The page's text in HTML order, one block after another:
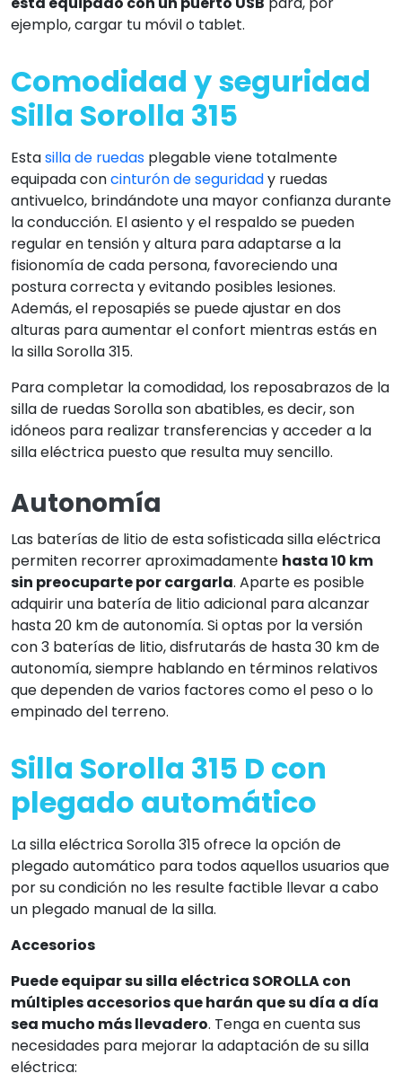
ejemplo, cargar tu móvil o tablet.
Comodidad y seguridad
Silla Sorolla 315
Estasilla de ruedas plegable viene totalmente
equipada concinturón de seguridady ruedas
antivuelco, brindándote una mayor confianza durante
la conducción. El asiento y el respaldo se pueden
regular en tensión y altura para adaptarse a la
fisionomía de cada persona, favoreciendo una
postura correcta y evitando posibles lesiones.
Además, el reposapiés se puede ajustar en dos
alturas para aumentar el confort mientras estás en
la silla Sorolla 315.
Para completar la comodidad, los reposabrazos de la
silla de ruedas Sorolla son abatibles, es decir, son
idóneos para realizar transferencias y acceder a la
silla eléctrica puesto que resulta muy sencillo.
Autonomía
Las baterías de litio de esta sofisticada silla eléctrica
permiten recorrer aproximadamente hasta 10 km
sin preocuparte por cargarla. Aparte es posible
adquirir una batería de litio adicional para alcanzar
hasta 20 km de autonomía. Si optas por la versión
con 3 baterías de litio, disfrutarás de hasta 30 km de
autonomía, siempre hablando en términos relativos
que dependen de varios factores como el peso o lo
empinado del terreno.
Silla Sorolla 315 D con
plegado automático
La silla eléctrica Sorolla 315 ofrece la opción de
plegado automático para todos aquellos usuarios que
por su condición no les resulte factible llevar a cabo
un plegado manual de la silla.
Accesorios
Puede equipar su silla eléctrica SOROLLA con
múltiples accesorios que harán que su día a día
sea mucho más llevadero. Tenga en cuenta sus
necesidades para mejorar la adaptación de su silla
eléctrica: